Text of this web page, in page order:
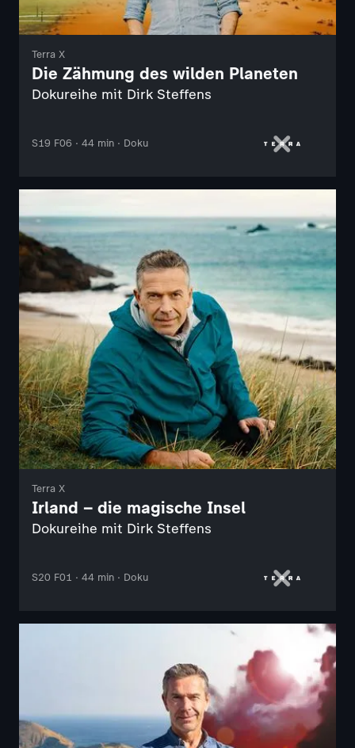
Terra X
Die Zähmung des wilden Planeten
Dokureihe mit Dirk Steffens
S19 F06 · 44 min · Doku
Terra X
Irland – die magische Insel
Dokureihe mit Dirk Steffens
S20 F01 · 44 min · Doku